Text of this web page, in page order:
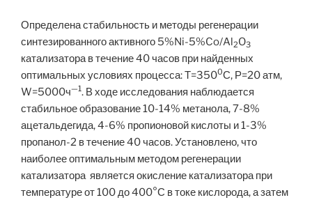
Определена стабильность и методы регенерации
синтезированного активного 5%Ni-5%Co/Al2O3
катализатора в течение 40 часов при найденных
оптимальных условиях процесса: Т=3500С, Р=20 атм,
W=5000ч—1. В ходе исследования наблюдается
стабильное образование 10-14% метанола, 7-8%
ацетальдегида, 4-6% пропионовой кислоты и 1-3%
пропанол-2 в течение 40 часов. Установлено, что
наиболее оптимальным методом регенерации
катализатора является окисление катализатора при
температуре от 100 до 400°С в токе кислорода, а затем